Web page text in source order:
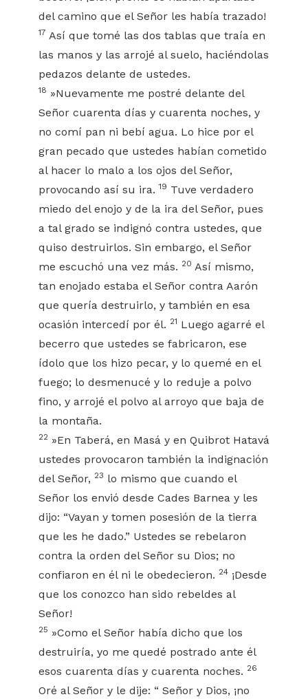
del camino que el Señor les había trazado!
17 Así que tomé las dos tablas que traía en
las manos y las arrojé al suelo, haciéndolas
pedazos delante de ustedes.
18 »Nuevamente me postré delante del
Señor cuarenta días y cuarenta noches, y
no comí pan ni bebí agua. Lo hice por el
gran pecado que ustedes habían cometido
al hacer lo malo a los ojos del Señor,
provocando así su ira.19 Tuve verdadero
miedo del enojo y de la ira del Señor, pues
a tal grado se indignó contra ustedes, que
quiso destruirlos. Sin embargo, el Señor
me escuchó una vez más. 20 Así mismo,
tan enojado estaba el Señor contra Aarón
que quería destruirlo, y también en esa
ocasión intercedí por él. 21 Luego agarré el
becerro que ustedes se fabricaron, ese
ídolo que los hizo pecar, y lo quemé en el
fuego; lo desmenucé y lo reduje a polvo
fino, y arrojé el polvo al arroyo que baja de
la montaña.
22 »En Taberá, en Masá y en Quibrot Hatavá
ustedes provocaron también la indignación
del Señor, 23 lo mismo que cuando el
Señor los envió desde Cades Barnea y les
dijo: “Vayan y tomen posesión de la tierra
que les he dado.” Ustedes se rebelaron
contra la orden del Señor su Dios; no
confiaron en él ni le obedecieron. 24 ¡Desde
que los conozco han sido rebeldes al
Señor!
25 »Como el Señor había dicho que los
destruiría, yo me quedé postrado ante él
esos cuarenta días y cuarenta noches. 26
Oré al Señor y le dije: “ Señor y Dios, ¡no